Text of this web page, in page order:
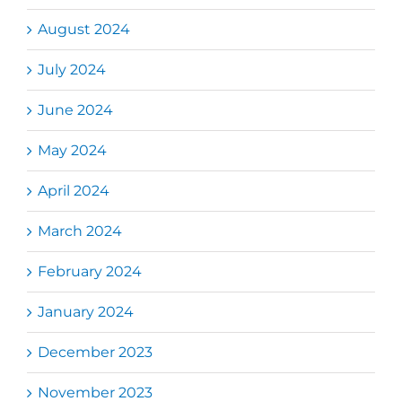
August 2024
July 2024
June 2024
May 2024
April 2024
March 2024
February 2024
January 2024
December 2023
November 2023